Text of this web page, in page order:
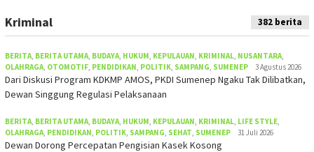
Kriminal 382 berita
BERITA, BERITA UTAMA, BUDAYA, HUKUM, KEPULAUAN, KRIMINAL, NUSANTARA,
OLAHRAGA, OTOMOTIF, PENDIDIKAN, POLITIK, SAMPANG, SUMENEP 3 Agustus 2026
Dari Diskusi Program KDKMP AMOS, PKDI Sumenep Ngaku Tak Dilibatkan,
Dewan Singgung Regulasi Pelaksanaan
BERITA, BERITA UTAMA, BUDAYA, HUKUM, KEPULAUAN, KRIMINAL, LIFE STYLE,
OLAHRAGA, PENDIDIKAN, POLITIK, SAMPANG, SEHAT, SUMENEP 31 Juli 2026
Dewan Dorong Percepatan Pengisian Kasek Kosong